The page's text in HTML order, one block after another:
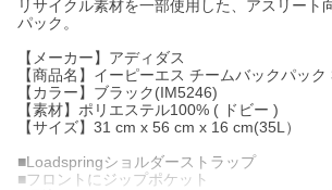
リサイクル素材を一部使用した、アスリート
パック。
【メーカー】アディダス
【商品名】イーピーエス チームバックパック
【カラー】ブラック(IM5246)
【素材】ポリエステル100% ( ドビー )
【サイズ】31 cm x 56 cm x 16 cm(35L）
■Loadspringショルダーストラップ
■フロントにジップポケット